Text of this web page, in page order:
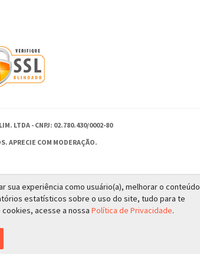
LTDA - CNPJ: 02.780.430/0002-80
APRECIE COM MODERAÇÃO.
Preto - SP
DA GULA
sua experiência como usuário(a), melhorar o conteúdo
estatísticos sobre o uso do site, tudo para te
acesse a nossa Política de Privacidade.